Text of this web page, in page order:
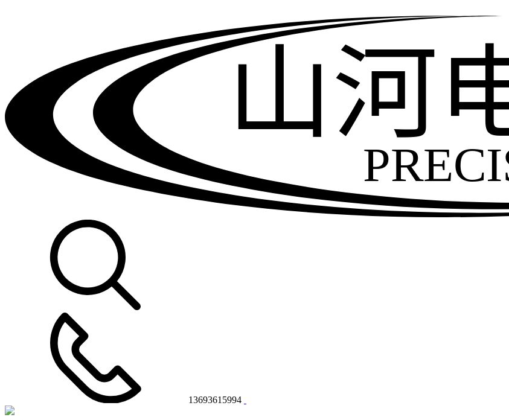
山河
13693615994